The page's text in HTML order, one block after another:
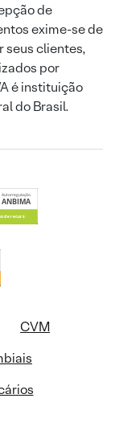
de
exime-se de
seus clientes,
por
é instituição
do Brasil.
CVM